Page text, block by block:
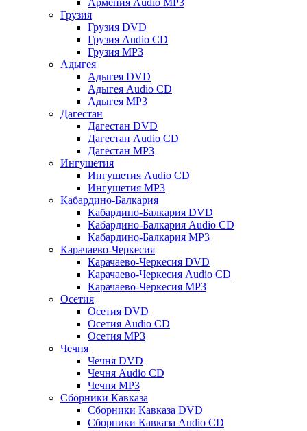
Армения Audio MP3
Грузия
Грузия DVD
Грузия Audio CD
Грузия MP3
Адыгея
Адыгея DVD
Адыгея Audio CD
Адыгея MP3
Дагестан
Дагестан DVD
Дагестан Audio CD
Дагестан MP3
Ингушетия
Ингушетия Audio CD
Ингушетия MP3
Кабардино-Балкария
Кабардино-Балкария DVD
Кабардино-Балкария Audio CD
Кабардино-Балкария MP3
Карачаево-Черкесия
Карачаево-Черкесия DVD
Карачаево-Черкесия Audio CD
Карачаево-Черкесия MP3
Осетия
Осетия DVD
Осетия Audio CD
Осетия MP3
Чечня
Чечня DVD
Чечня Audio CD
Чечня MP3
Сборники Кавказа
Сборники Кавказа DVD
Сборники Кавказа Audio CD